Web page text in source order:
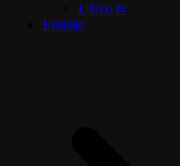
Uživo tv
Emisije